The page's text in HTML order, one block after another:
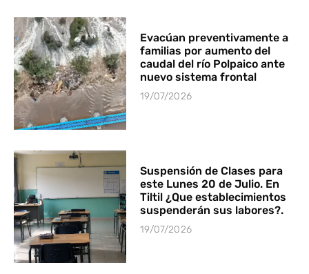
Evacúan preventivamente a
familias por aumento del
caudal del río Polpaico ante
nuevo sistema frontal
19/07/2026
Suspensión de Clases para
este Lunes 20 de Julio. En
Tiltil ¿Que establecimientos
suspenderán sus labores?.
19/07/2026